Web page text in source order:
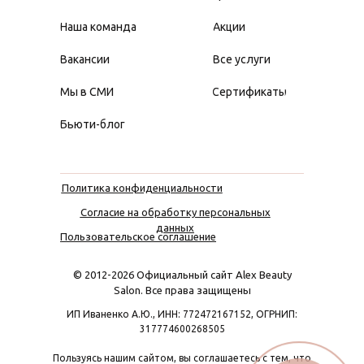
Наша команда
Бьюти-блог
Мы в СМИ
Вакансии
Сертификаты
Все услуги
Акции
Политика конфиденциальности
Пользовательское соглашение
Согласие на обработку персональных
данных
© 2012-2026 Официальный сайт Alex Beauty
Salon. Все права защищены
ИП Иваненко А.Ю., ИНН: 772472167152, ОГРНИП:
317774600268505
Пользуясь нашим сайтом, вы соглашаетесь с тем, что